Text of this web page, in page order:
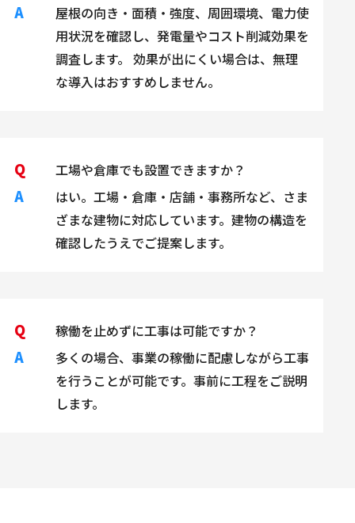
A
屋根の向き・面積・強度、周囲環境、電力使
用状況を確認し、発電量やコスト削減効果を
調査します。 効果が出にくい場合は、無理
な導入はおすすめしません。
Q 工場や倉庫でも設置できますか？
A
はい。工場・倉庫・店舗・事務所など、さま
ざまな建物に対応しています。建物の構造を
確認したうえでご提案します。
Q 稼働を止めずに工事は可能ですか？
A
多くの場合、事業の稼働に配慮しながら工事
を行うことが可能です。事前に工程をご説明
します。